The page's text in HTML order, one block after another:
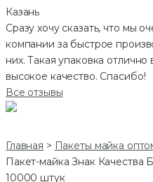
Казань
Сразу хочу сказать, что мы
компании за быстрое
них. Такая упаковка отлично
высокое качество. Спасибо!
Все отзывы
Главная > Пакеты майка
Пакет-майка Знак
10000 штук